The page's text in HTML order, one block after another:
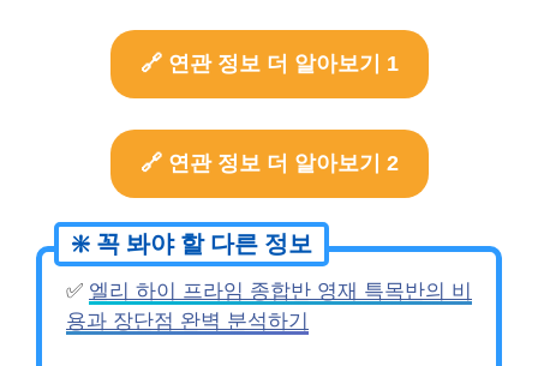
🔗 연관 정보 더 알아보기 1
🔗 연관 정보 더 알아보기 2
✅ 엘리 하이 프라임 종합반 영재 특목반의 비
용과 장단점 완벽 분석하기